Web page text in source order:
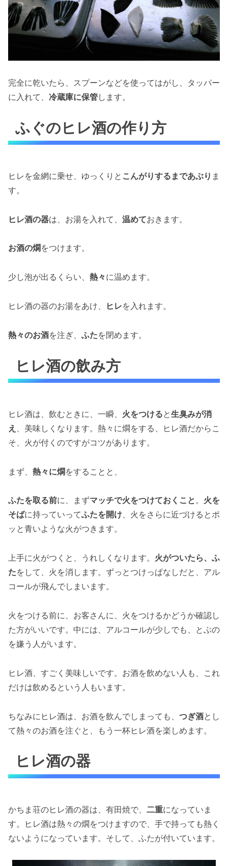
完全に乾いたら、スプーンなどを使ってはがし、タッパー
に入れて、 冷蔵庫に保管します。
ふぐのヒレ酒の作り方
ヒレを金網に乗せ、ゆっくりと こんがりするまであぶり ま
す。
ヒレ酒の器は、お湯を入れて、 温めておきます。
お酒の燗 をつけます。
少し泡が出るくらい、 熱々に温めます。
ヒレ酒の器のお湯をあけ、 ヒレを入れます。
熱々のお酒を注ぎ、 ふたを閉めます。
ヒレ酒の飲み方
ヒレ酒は、飲むときに、一瞬、 火をつけると生臭みが消
え
、美味しくなります。熱々に燗をする、ヒレ酒だからこ
そ、火が付くのですがコツがあります。
まず、 熱々に燗をすることと、
ふたを取る前に、まずマッチで火をつけておくこと。 火を
そばに持っていってふたを開け、火をさらに近づけるとポ
ッと青いような火がつきます。
上手に火がつくと、うれしくなります。 火がついたら、ふ
たをして、火を消します。ずっとつけっぱなしだと、アル
コールが飛んでしまいます。
火をつける前に、お客さんに、火をつけるかどうか確認し
た方がいいです。中には、アルコールが少しでも、とぶの
を嫌う人がいます。
ヒレ酒、すごく美味しいです。お酒を飲めない人も、これ
だけは飲めるという人もいます。
ちなみにヒレ酒は、お酒を飲んでしまっても、 つぎ酒とし
て熱々のお酒を注ぐと、もう一杯ヒレ酒を楽しめます。
ヒレ酒の器
かちま荘のヒレ酒の器は、有田焼で、 二重になっていま
す。ヒレ酒は熱々の燗をつけますので、手で持っても熱く
ないようになっています。そして、ふたが付いています。